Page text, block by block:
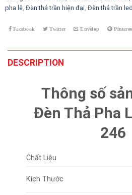
pha lê Đèn thả trần hiện đại Đèn thả trần led
DESCRIPTION
Thông số
Đèn Thả Pha
246
Chất Liệu
Kích Thước